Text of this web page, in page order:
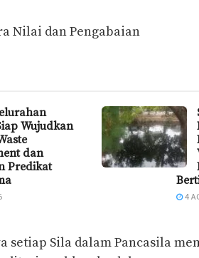
Nilai dan Pengabaian
Wujudkan
dan
Predikat
4
setiap Sila dalam Pancasila